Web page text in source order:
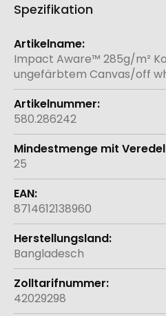
Spezifikation
Weitere
Informationen
Impact Aware™ 285g/m²
ungefärbtem Canvas/off
580.286242
25
8714612138960
Bangladesch
42029298